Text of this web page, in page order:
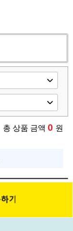
총 상품 금액 0 원